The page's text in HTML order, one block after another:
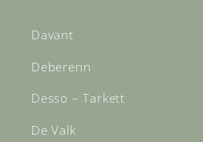
Davant
Deberenn
Desso – Tarkett
De Valk